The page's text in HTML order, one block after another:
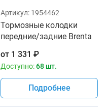
Артикул: 1954462
Тормозные колодки
передние/задние Brenta
от 1 331 ₽
Доступно:68 шт.
Подробнее